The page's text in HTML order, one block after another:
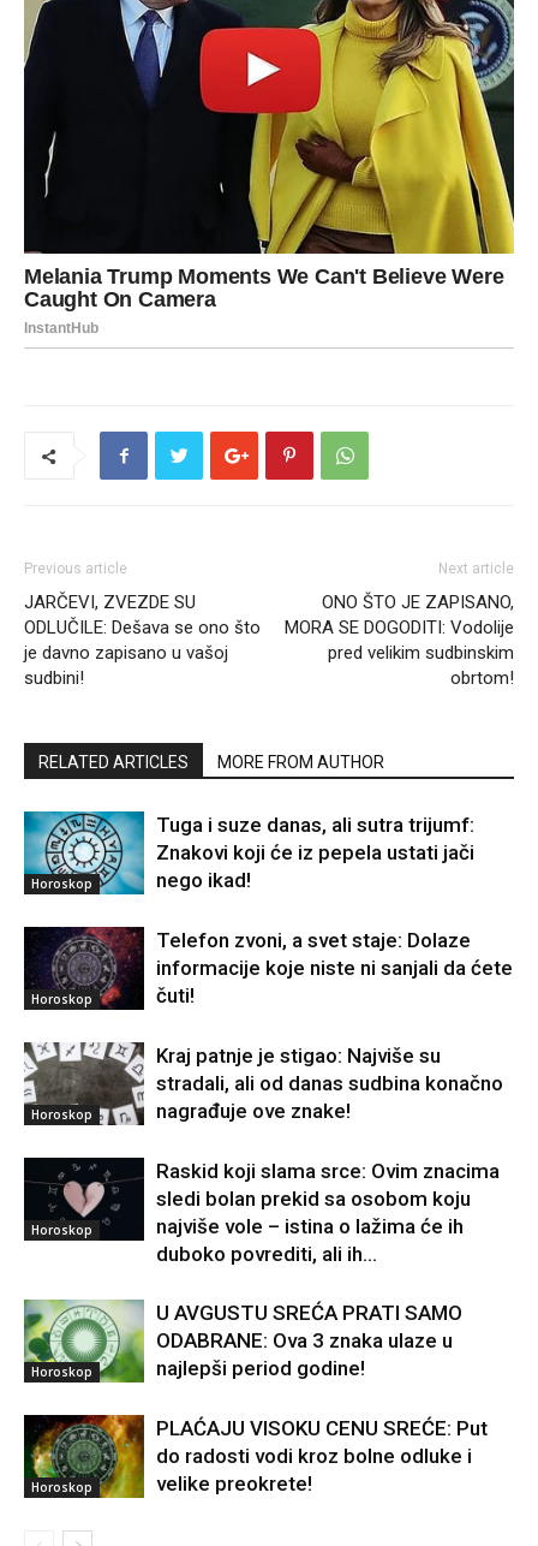
Previous article
JARČEVI, ZVEZDE SU
ODLUČILE: Dešava se ono što
je davno zapisano u vašoj
sudbini!
Next article
ONO ŠTO JE ZAPISANO,
MORA SE DOGODITI: Vodolije
pred velikim sudbinskim
obrtom!
RELATED ARTICLES MORE FROM AUTHOR
Horoskop
Tuga i suze danas, ali sutra trijumf:
Znakovi koji će iz pepela ustati jači
nego ikad!
Horoskop
Telefon zvoni, a svet staje: Dolaze
informacije koje niste ni sanjali da ćete
čuti!
Horoskop
Kraj patnje je stigao: Najviše su
stradali, ali od danas sudbina konačno
nagrađuje ove znake!
Horoskop
Raskid koji slama srce: Ovim znacima
sledi bolan prekid sa osobom koju
najviše vole – istina o lažima će ih
duboko povrediti, ali ih...
Horoskop
U AVGUSTU SREĆA PRATI SAMO
ODABRANE: Ova 3 znaka ulaze u
najlepši period godine!
Horoskop
PLAĆAJU VISOKU CENU SREĆE: Put
do radosti vodi kroz bolne odluke i
velike preokrete!